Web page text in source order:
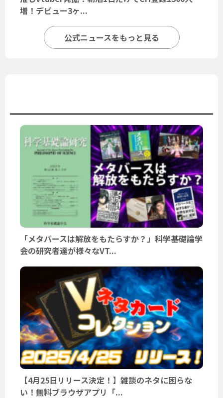
増！デビュー3ヶ...
公式ニュースをもっと見る
「メタバースは解放をもたらすか？」科学基礎論学
会の研究者達が様々なVT...
【4月25日リリース決定！】雑談のネタに困らな
い！無料ブラウザアプリ「...